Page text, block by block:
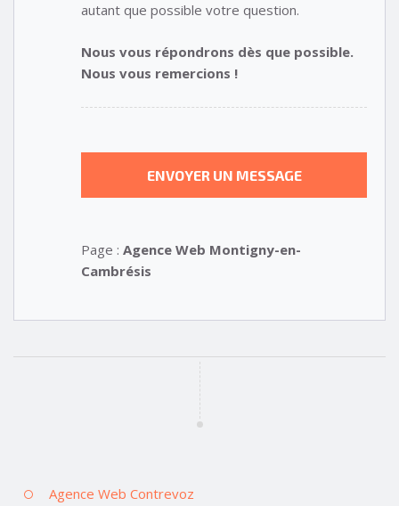
autant que possible votre question.
Nous vous répondrons dès que possible.
Nous vous remercions !
Page : Agence Web Montigny-en-
Cambrésis
Agence Web Contrevoz